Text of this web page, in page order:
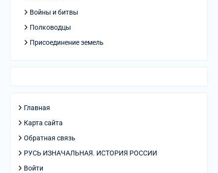
Войны и битвы
Полководцы
Присоединение земель
Главная
Карта сайта
Обратная связь
РУСЬ ИЗНАЧАЛЬНАЯ. ИСТОРИЯ РОССИИ
Войти